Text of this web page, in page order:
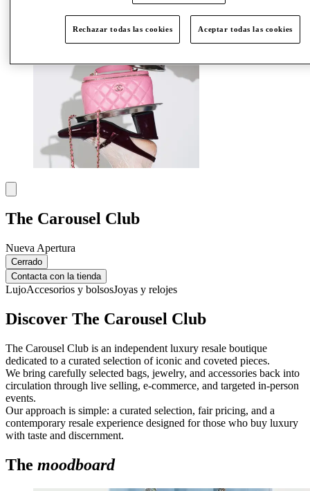
The Carousel Club
Nueva Apertura
Cerrado
Contacta con la tienda
LujoAccesorios y bolsosJoyas y relojes
Discover The Carousel Club
The Carousel Club is an independent luxury resale boutique
dedicated to a curated selection of iconic and coveted pieces.
We bring carefully selected bags, jewelry, and accessories back into
circulation through live selling, e-commerce, and targeted in-person
events.
Our approach is simple: a curated selection, fair pricing, and a
contemporary resale experience designed for those who buy luxury
with taste and discernment.
The moodboard
Rechazar todas las cookies Aceptar todas las cookies